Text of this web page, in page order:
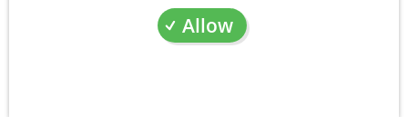
Allow